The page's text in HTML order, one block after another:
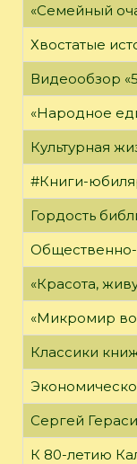
«Семейный
Хвостатые
Видеообзор
«Народное
Культурная
#Книги-
Гордость
Общественно-
«Красота,
«Микромир
Классики
Сергей
К 80-летию